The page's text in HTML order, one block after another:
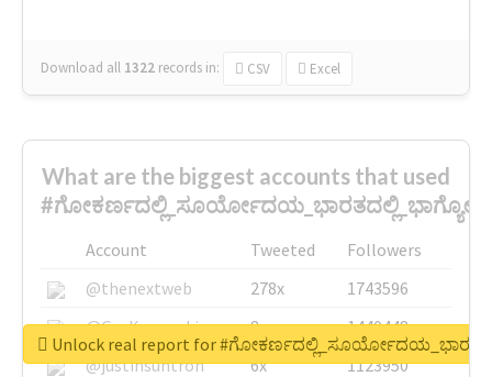
Download all 1322 records in: CSV Excel
What are the biggest accounts that used
Account Tweeted
Followers
@thenextweb
278x
1743596
@GuyKawasaki
8x
1440448
@justinsuntron
6x
1123950
Unlock real report for